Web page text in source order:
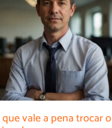
vale a pena trocar o